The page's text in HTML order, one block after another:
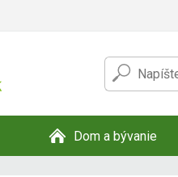
Dom a bývanie